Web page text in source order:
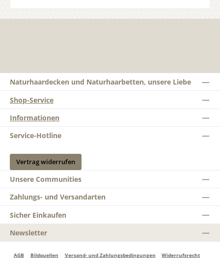
Naturhaardecken und Naturhaarbetten, unsere Liebe
Shop-Service
Informationen
Service-Hotline
Vertrag widerrufen
Unsere Communities
Zahlungs- und Versandarten
Sicher Einkaufen
Newsletter
AGB Bildquellen Versand- und Zahlungsbedingungen Widerrufsrecht